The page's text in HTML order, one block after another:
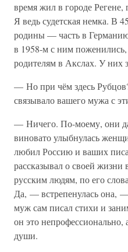
время жил в городе
Я ведь судетская немка. В
родины — часть в
в 1958-м с ним поженились,
родителям в Акслах. У них
— Но при чём здесь
связывало вашего мужа с
— Ничего. По-моему, они
виновато улыбнулась
любил Россию и ваших
рассказывал о своей
русским людям, по его
Да, — встрепенулась она, —
муж сам писал стихи и
он это непрофессионально,
души.